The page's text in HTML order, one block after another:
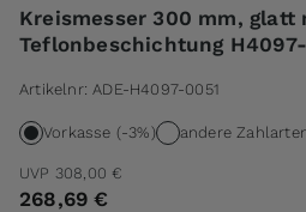
Kreismesser 300 mm, glatt
Teflonbeschichtung
Artikelnr: ADE-H4097-0051
Vorkasse (-3%) andere
UVP 308,00 €
268,69 €